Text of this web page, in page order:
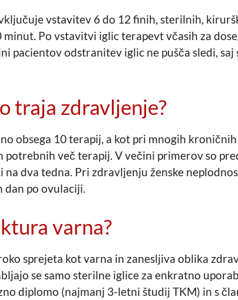
vstavitev 6 do 12 finih, sterilnih,
Po vstavitvi iglic terapevt včasih za
pacientov odstranitev iglic ne pušča sledi,
traja zdravljenje?
obsega 10 terapij, a kot pri mnogih
potrebnih več terapij. V večini primerov so
dva tedna. Pri zdravljenju ženske
dan po ovulaciji.
varna?
sprejeta kot varna in zanesljiva oblika
se samo sterilne iglice za enkratno
diplomo (najmanj 3-letni študij TKM) in s